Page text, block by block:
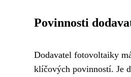
Povinnosti
Dodavatel fotovoltaiky
klíčových povinností. Je